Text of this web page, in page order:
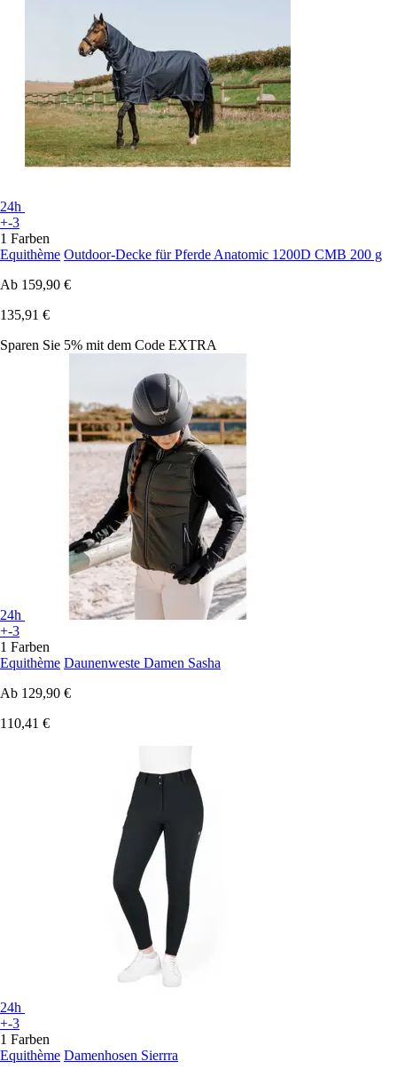
24h
+-3
1 Farben
Equithème Outdoor-Decke für Pferde Anatomic 1200D CMB 200 g
Ab 159,90 €
135,91 €
Sparen Sie 5% mit dem Code EXTRA
24h
+-3
1 Farben
Equithème Daunenweste Damen Sasha
Ab 129,90 €
110,41 €
24h
+-3
1 Farben
Equithème Damenhosen Sierrra